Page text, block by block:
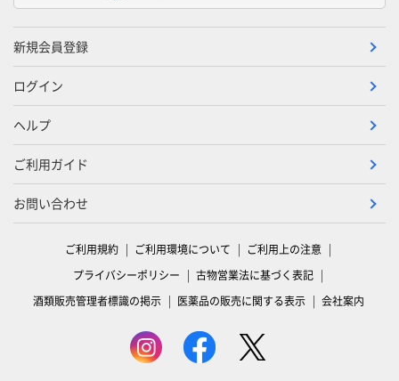
新規会員登録
ログイン
ヘルプ
ご利用ガイド
お問い合わせ
ご利用規約 ご利用環境について
ご利用上の注意
プライバシーポリシー
古物営業法に基づく表記
酒類販売管理者標識の掲示
医薬品の販売に関する表示 会社案内